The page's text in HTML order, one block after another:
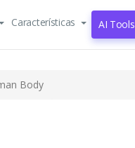
Características AI Tools
Body